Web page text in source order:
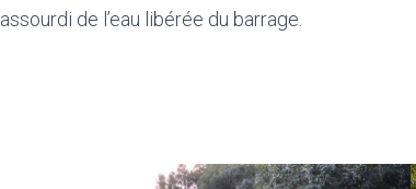
assourdi de l’eau libérée du barrage.